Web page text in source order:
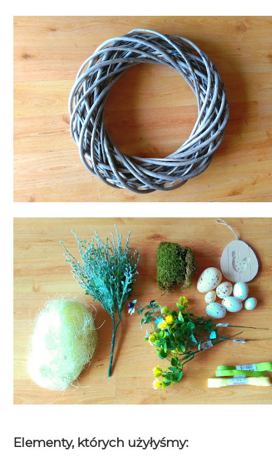
Elementy, których użyłyśmy: